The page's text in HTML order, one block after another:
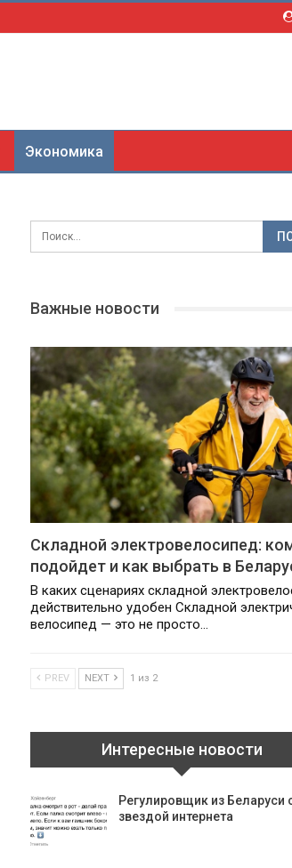
Экономика
Важные новости
Складной электровелосипед:
подойдет и как выбрать в
В каких сценариях складной
действительно удобен Складной
велосипед — это не просто…
PREV NEXT 1 из 2
Интересные новости
Регулировщик из Беларуси
звездой интернета